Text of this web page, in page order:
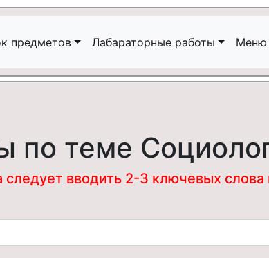
предметов Лабараторные работы Меню
по теме
вводить 2-3 ключевых слова